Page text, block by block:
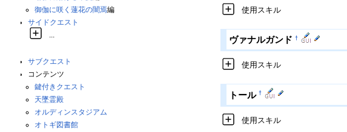
御伽に咲く蓮花の闇焉編
サイドクエスト
サブクエスト
コンテンツ
鍵付きクエスト
天墜霊殿
オルディンスタジアム
オトギ図書館
使用スキル
ヴァナルガンド†
使用スキル
トール†
使用スキル